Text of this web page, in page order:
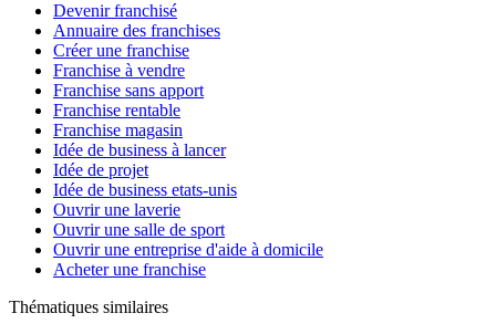
Devenir franchisé
Annuaire des franchises
Créer une franchise
Franchise à vendre
Franchise sans apport
Franchise rentable
Franchise magasin
Idée de business à lancer
Idée de projet
Idée de business etats-unis
Ouvrir une laverie
Ouvrir une salle de sport
Ouvrir une entreprise d'aide à domicile
Acheter une franchise
Thématiques similaires